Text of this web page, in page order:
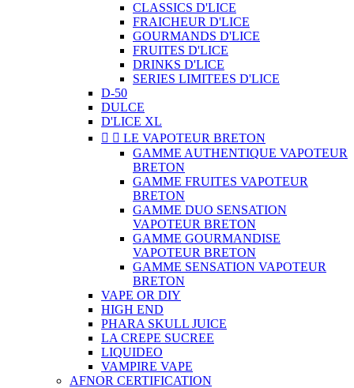
CLASSICS D'LICE
FRAICHEUR D'LICE
GOURMANDS D'LICE
FRUITES D'LICE
DRINKS D'LICE
SERIES LIMITEES D'LICE
D-50
DULCE
D'LICE XL
  LE VAPOTEUR BRETON
GAMME AUTHENTIQUE VAPOTEUR
BRETON
GAMME FRUITES VAPOTEUR
BRETON
GAMME DUO SENSATION
VAPOTEUR BRETON
GAMME GOURMANDISE
VAPOTEUR BRETON
GAMME SENSATION VAPOTEUR
BRETON
VAPE OR DIY
HIGH END
PHARA SKULL JUICE
LA CREPE SUCREE
LIQUIDEO
VAMPIRE VAPE
AFNOR CERTIFICATION